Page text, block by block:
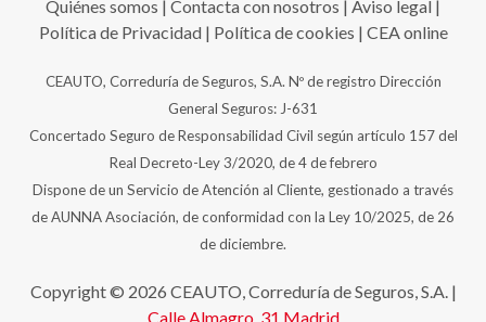
Política de Privacidad|Política de cookies|CEA online
General Seguros: J-631
Concertado Seguro de Responsabilidad Civil según artículo 157 del
Real Decreto-Ley 3/2020, de 4 de febrero
Dispone de un Servicio de Atención al Cliente, gestionado a través
de AUNNA Asociación, de conformidad con la Ley 10/2025, de 26
de diciembre.
Calle Almagro, 31Madrid